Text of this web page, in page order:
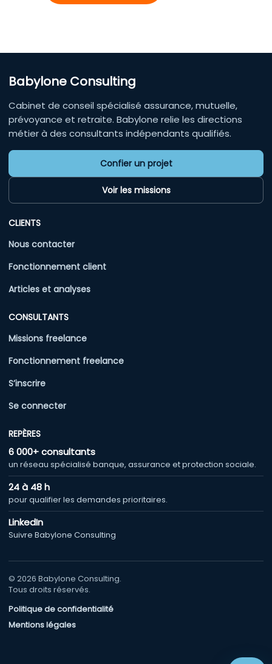
Babylone Consulting
Cabinet de conseil spécialisé assurance, mutuelle,
prévoyance et retraite. Babylone relie les directions
métier à des consultants indépendants qualifiés.
Confier un projet
Voir les missions
CLIENTS
Nous contacter
Fonctionnement client
Articles et analyses
CONSULTANTS
Missions freelance
Fonctionnement freelance
S’inscrire
Se connecter
REPÈRES
6 000+ consultants
un réseau spécialisé banque, assurance et protection sociale.
24 à 48 h
pour qualifier les demandes prioritaires.
LinkedIn
Suivre Babylone Consulting
© 2026 Babylone Consulting.
Tous droits réservés.
Politique de confidentialité
Mentions légales